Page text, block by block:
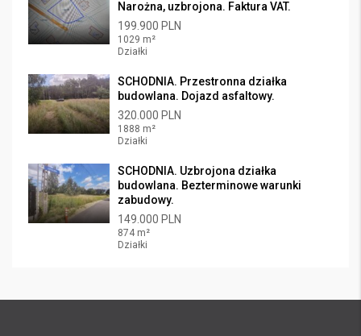
Narożna, uzbrojona. Faktura VAT.
199.900 PLN
1029 m²
Działki
SCHODNIA. Przestronna działka
budowlana. Dojazd asfaltowy.
320.000 PLN
1888 m²
Działki
SCHODNIA. Uzbrojona działka
budowlana. Bezterminowe warunki
zabudowy.
149.000 PLN
874 m²
Działki